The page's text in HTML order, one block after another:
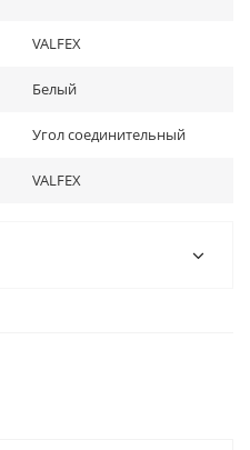
VALFEX
Белый
Угол соединительный
VALFEX